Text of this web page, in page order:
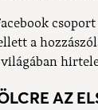
a
AZ